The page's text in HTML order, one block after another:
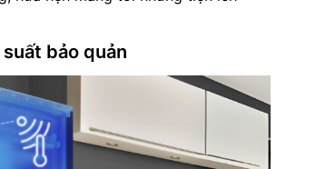
bảo quản